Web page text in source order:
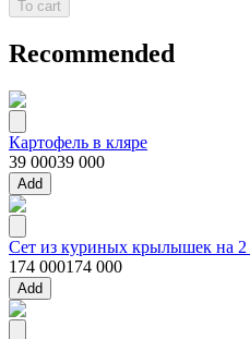
To cart
Recommended
Картофель в кляре
39 00039 000
Add
Сет из куриных крылышек на
174 000174 000
Add